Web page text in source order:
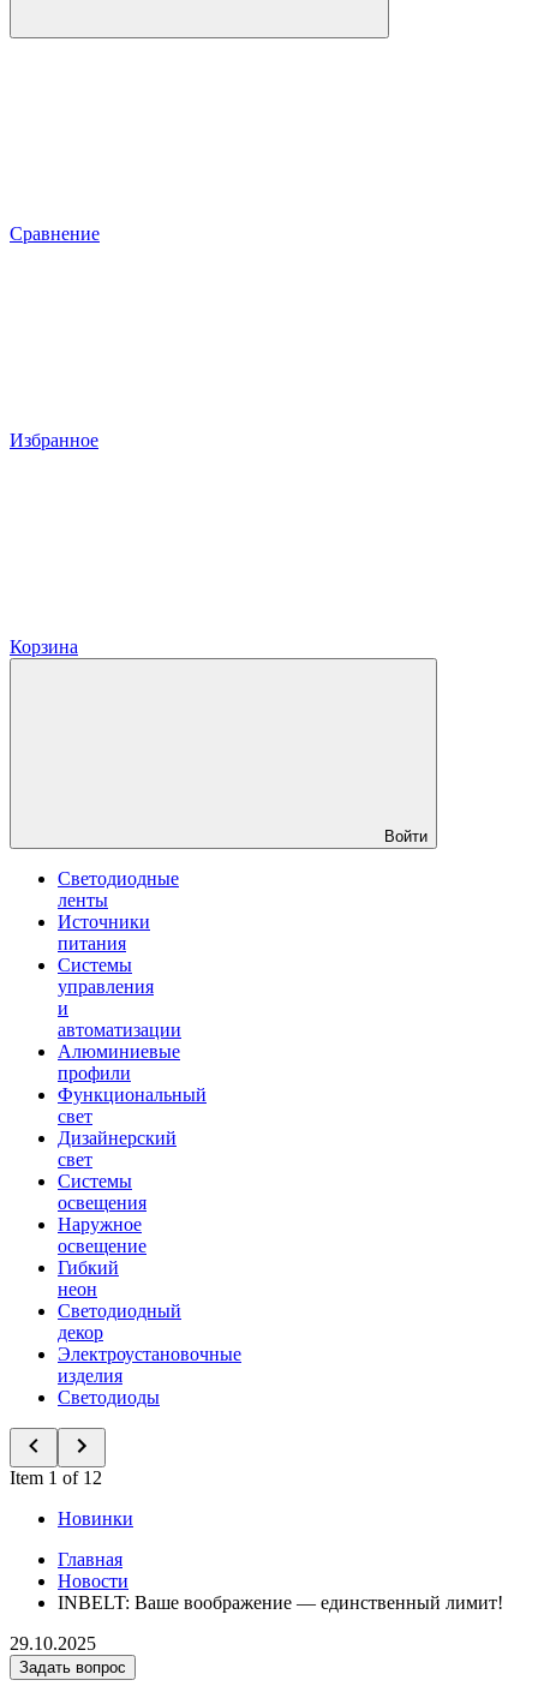
Сравнение
Избранное
Корзина
Войти
Светодиодные
ленты
Источники
питания
Системы
управления
и
автоматизации
Алюминиевые
профили
Функциональный
свет
Дизайнерский
свет
Системы
освещения
Наружное
освещение
Гибкий
неон
Светодиодный
декор
Электроустановочные
изделия
Светодиоды
Item 1 of 12
Новинки
Главная
Новости
INBELT: Ваше воображение — единственный лимит!
29.10.2025
Задать вопрос